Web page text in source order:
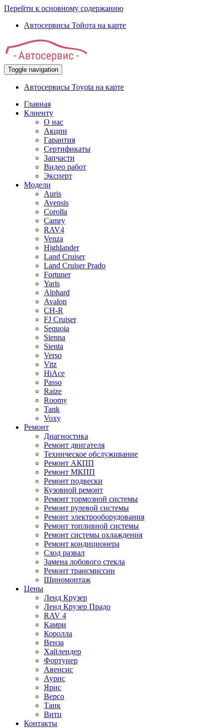
Перейти к основному содержанию
Автосервисы Тойота на карте
Toggle navigation
Автосервисы Toyota на карте
Главная
Клиенту
О нас
Акции
Гарантия
Сертификаты
Запчасти
Видео работ
Эксперт
Модели
Auris
Avensis
Corolla
Camry
RAV4
Venza
Highlander
Land Cruiser
Land Cruiser Prado
Fortuner
Yaris
Alphard
Avalon
CH-R
FJ Cruiser
Sequoia
Sienna
Sienta
Verso
Vitz
HiAce
Passo
Raize
Roomy
Tank
Voxy
Ремонт
Диагностика
Ремонт двигателя
Техническое обслуживание
Ремонт АКПП
Ремонт МКПП
Ремонт подвески
Кузовной ремонт
Ремонт тормозной системы
Ремонт рулевой системы
Ремонт электрооборудования
Ремонт топливной системы
Ремонт системы охлаждения
Ремонт кондиционера
Сход развал
Замена лобового стекла
Ремонт трансмиссии
Шиномонтаж
Цены
Ленд Крузер
Ленд Крузер Прадо
RAV 4
Камри
Королла
Венза
Хайлендер
Фортунер
Авенсис
Аурис
Ярис
Версо
Танк
Витц
Контакты